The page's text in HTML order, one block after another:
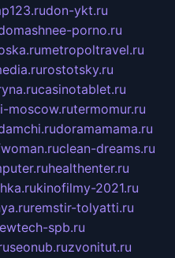
don-ykt.ru
porno.ru
metropoltravel.ru
rostotsky.ru
casinotablet.ru
moscow.rutermomur.ru
doramamama.ru
clean-dreams.ru
healthenter.ru
kinofilmy-2021.ru
remstir-tolyatti.ru
spb.ru
seonub.ruzvonitut.ru